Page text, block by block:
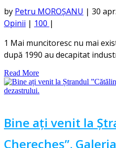
by Petru MOROȘANU | 30
Opinii | 100 |
1 Mai muncitoresc nu mai
după 1990 au decapitat
Read More
Bine ați venit la
Cherecheș”.